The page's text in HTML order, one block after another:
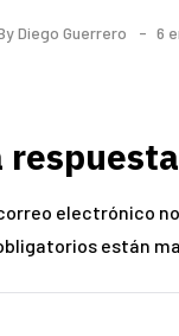
Diego Guerrero 6
respuesta
electrónico
están